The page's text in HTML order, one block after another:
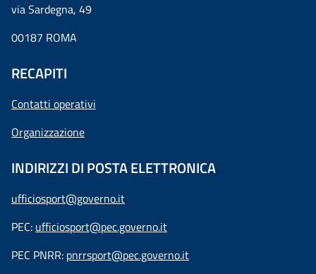
via Sardegna, 49
00187 ROMA
RECAPITI
Contatti operativi
Organizzazione
INDIRIZZI DI POSTA ELETTRONICA
ufficiosport@governo.it
PEC: ufficiosport@pec.governo.it
PEC PNRR: pnrrsport@pec.governo.it